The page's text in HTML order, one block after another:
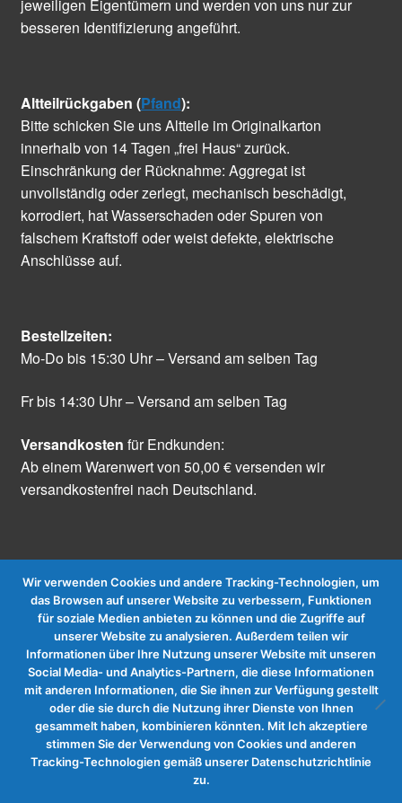
jeweiligen Eigentümern und werden von uns nur zur
besseren Identifizierung angeführt.
Altteilrückgaben (Pfand):
Bitte schicken Sie uns Altteile im Originalkarton
innerhalb von 14 Tagen „frei Haus“ zurück.
Einschränkung der Rücknahme: Aggregat ist
unvollständig oder zerlegt, mechanisch beschädigt,
korrodiert, hat Wasserschaden oder Spuren von
falschem Kraftstoff oder weist defekte, elektrische
Anschlüsse auf.
Bestellzeiten:
Mo-Do bis 15:30 Uhr – Versand am selben Tag
Fr bis 14:30 Uhr – Versand am selben Tag
Versandkosten für Endkunden:
Ab einem Warenwert von 50,00 € versenden wir
versandkostenfrei nach Deutschland.
Vertrag widerrufen
Wir verwenden Cookies und andere Tracking-Technologien, um
das Browsen auf unserer Website zu verbessern, Funktionen
für soziale Medien anbieten zu können und die Zugriffe auf
unserer Website zu analysieren. Außerdem teilen wir
Informationen über Ihre Nutzung unserer Website mit unseren
Social Media- und Analytics-Partnern, die diese Informationen
mit anderen Informationen, die Sie ihnen zur Verfügung gestellt
oder die sie durch die Nutzung ihrer Dienste von Ihnen
gesammelt haben, kombinieren könnten. Mit Ich akzeptiere
stimmen Sie der Verwendung von Cookies und anderen
Tracking-Technologien gemäß unserer Datenschutzrichtlinie
zu.